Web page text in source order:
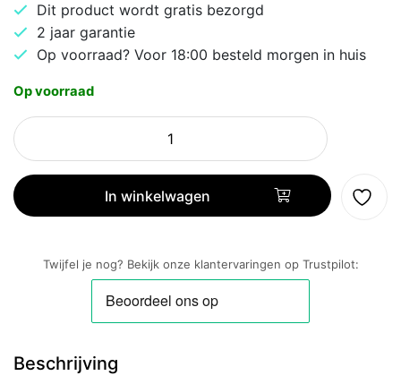
Dit product wordt gratis bezorgd
2 jaar garantie
Op voorraad? Voor 18:00 besteld morgen in huis
Op voorraad
Logitech
MK330
Draadloze
Muis
Toetsenbordcombo
In winkelwagen
Twijfel je nog? Bekijk onze klantervaringen op Trustpilot:
Beschrijving